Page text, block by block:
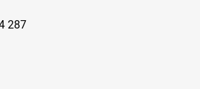
287